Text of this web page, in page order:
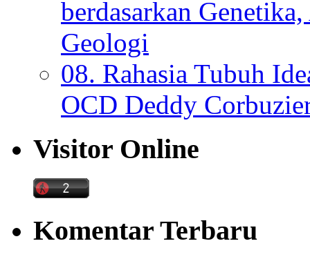
berdasarkan
Geologi
08. Rahasia Tubuh
OCD Deddy
Visitor Online
Komentar Terbaru